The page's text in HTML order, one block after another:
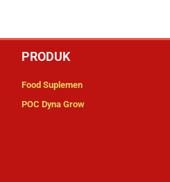
PRODUK
Food Suplemen
POC Dyna Grow